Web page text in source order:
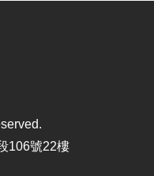
106號22樓